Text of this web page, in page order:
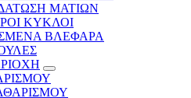
ΜΑΤΙΩΝ
ΚΥΚΛΟΙ
ΒΛΕΦΑΡΑ